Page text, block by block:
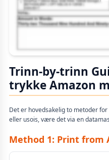
Trinn-by-trinn
trykke Amazon
Det er hovedsakelig to metoder
eller usois, være det via en
Method 1: Print from